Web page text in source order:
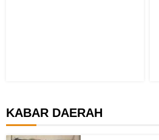
KABAR DAERAH